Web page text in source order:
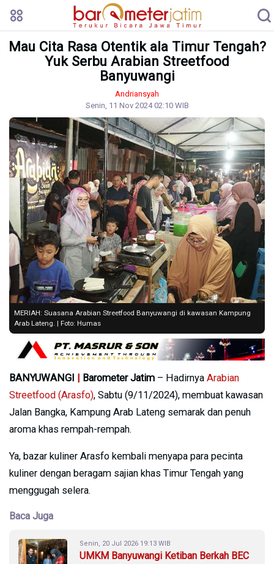
Mau Cita Rasa Otentik ala Timur Tengah?
Yuk Serbu Arabian Streetfood
Banyuwangi
Andriansyah
Senin, 11 Nov 2024 02:10 WIB
MERIAH: Suasana Arabian Streetfood Banyuwangi di kawasan Kampung
Arab Lateng. | Foto: Humas
BANYUWANGI Barometer Jatim – Hadirnya Arabian
Streetfood (Arasfo), Sabtu (9/11/2024), membuat kawasan
Jalan Bangka, Kampung Arab Lateng semarak dan penuh
aroma khas rempah-rempah.
Ya, bazar kuliner Arasfo kembali menyapa para pecinta
kuliner dengan beragam sajian khas Timur Tengah yang
menggugah selera.
Baca Juga
Senin, 20 Jul 2026 19:13 WIB
UMKM Banyuwangi Ketiban Berkah BEC